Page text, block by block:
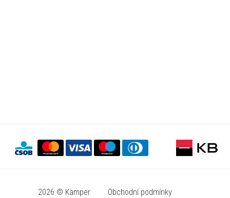
2026 © Kamper
Obchodní podmínky